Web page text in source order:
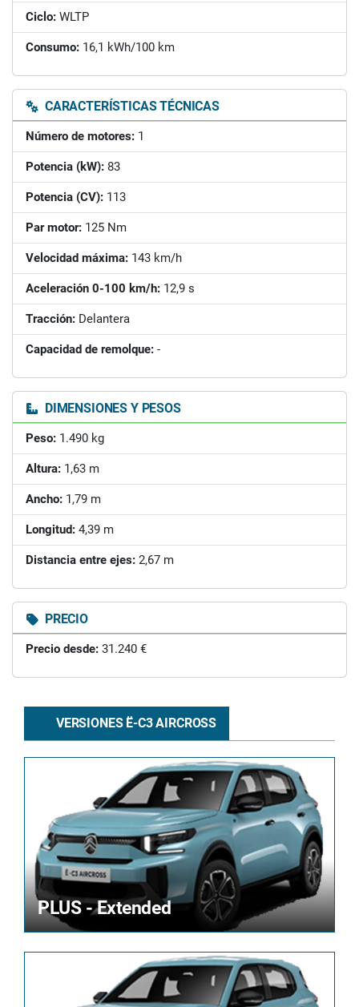
Ciclo: WLTP
Consumo: 16,1 kWh/100 km
CARACTERÍSTICAS TÉCNICAS
Número de motores: 1
Potencia (kW): 83
Potencia (CV): 113
Par motor: 125 Nm
Velocidad máxima: 143 km/h
Aceleración 0-100 km/h: 12,9 s
Tracción: Delantera
Capacidad de remolque: -
DIMENSIONES Y PESOS
Peso: 1.490 kg
Altura: 1,63 m
Ancho: 1,79 m
Longitud: 4,39 m
Distancia entre ejes: 2,67 m
PRECIO
Precio desde: 31.240 €
VERSIONES Ë-C3 AIRCROSS
PLUS - Extended